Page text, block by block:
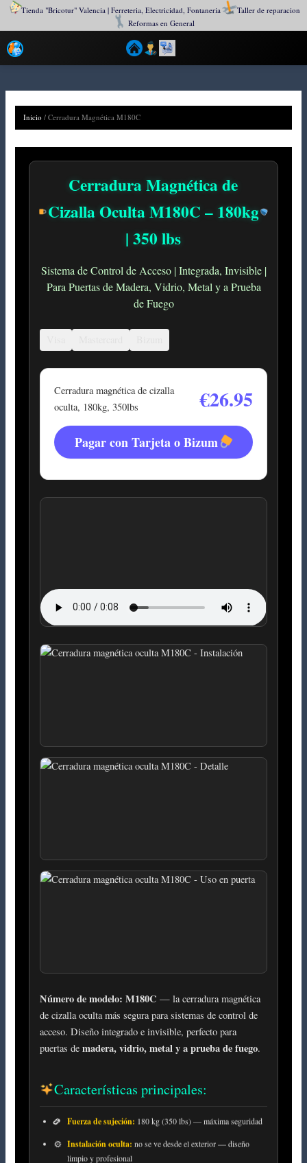
Tienda "Bricotur" Valencia | Ferreteria, Electricidad, Fontaneria
Taller de reparacion
Reformas en General
contenido
Inicio / Cerradura Magnética M180C
Cerradura Magnética de
Cizalla Oculta M180C – 180kg
| 350 lbs
Sistema de Control de Acceso | Integrada, Invisible |
Para Puertas de Madera, Vidrio, Metal y a Prueba
de Fuego
Cerradura magnética de cizalla
oculta, 180kg, 350lbs
€26.95
Pagar con Tarjeta o Bizum
Número de modelo: M180C — la cerradura magnética
de cizalla oculta más segura para sistemas de control de
acceso. Diseño integrado e invisible, perfecto para
puertas demadera, vidrio, metal y a prueba de fuego.
Características principales:
Fuerza de sujeción: 180 kg (350 lbs) — máxima seguridad
Instalación oculta: no se ve desde el exterior — diseño
limpio y profesional